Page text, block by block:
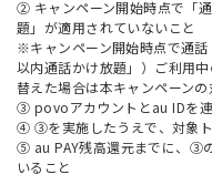
② キャンペーン開始時点で「
題」が適用されていないこと
※キャンペーン開始時点で通
以内通話かけ放題」）ご利用
替えた場合は本キャンペーン
③ povoアカウントとau IDを
④ ③を実施したうえで、対象
⑤ au PAY残高還元までに、③
いること